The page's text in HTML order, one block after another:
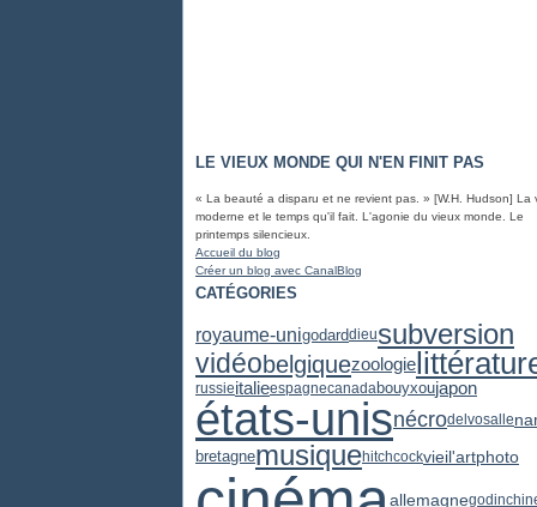
LE VIEUX MONDE QUI N'EN FINIT PAS
« La beauté a disparu et ne revient pas. » [W.H. Hudson] La
moderne et le temps qu'il fait. L'agonie du vieux monde. Le
printemps silencieux.
Accueil du blog
Créer un blog avec CanalBlog
CATÉGORIES
royaume-unigodarddieusubversion
vidéobelgiquezoologie
russieitalieespagnecanada bouyxoujapon
états-unisnécrodelvosalle
bretagnemusiquehitchcockvieil'artphoto
allemagnegodin